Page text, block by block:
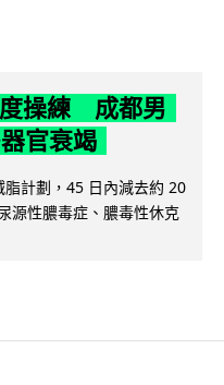
度操練 成都男
官衰竭
計劃，45 日內減去約 20
源性膿毒症、膿毒性休克